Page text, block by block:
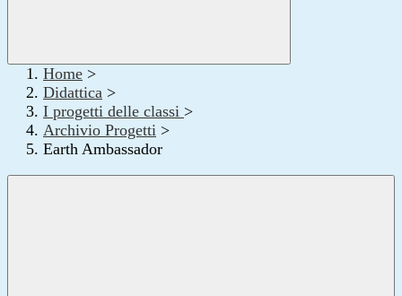
Home >
Didattica >
I progetti delle classi >
Archivio Progetti >
Earth Ambassador